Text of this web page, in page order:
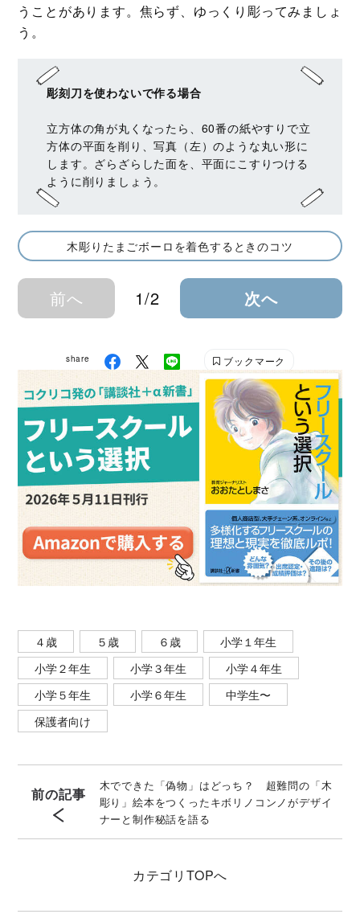
うことがあります。焦らず、ゆっくり彫ってみましょ
う。
彫刻刀を使わないで作る場合
立方体の角が丸くなったら、60番の紙やすりで立
方体の平面を削り、写真（左）のような丸い形に
します。ざらざらした面を、平面にこすりつける
ように削りましょう。
木彫りたまごボーロを着色するときのコツ
前へ 1/2 次へ
share ブックマーク
４歳 ５歳 ６歳
小学１年生
小学２年生
小学３年生
小学４年生
小学５年生
小学６年生
中学生〜
保護者向け
前の記事
木でできた「偽物」はどっち？ 超難問の「木
彫り」絵本をつくったキボリノコンノがデザイ
ナーと制作秘話を語る
カテゴリ TOPへ